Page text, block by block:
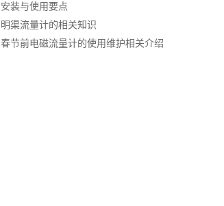
安装与使用要点
明渠流量计的相关知识
春节前电磁流量计的使用维护相关介绍